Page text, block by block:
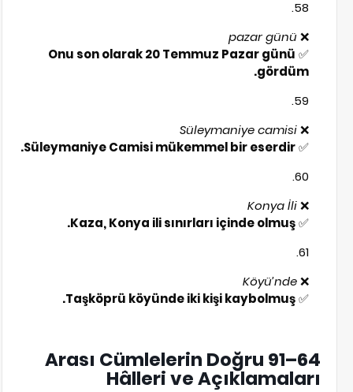
❌
pazar günü
✅
Onu son olarak 20 Temmuz Pazar günü
gördüm.
❌
Süleymaniye camisi
✅
Süleymaniye Camisi mükemmel bir eserdir.
❌
Konya İli
✅
Kaza, Konya ili sınırları içinde olmuş.
❌
Köyü’nde
✅
Taşköprü köyünde iki kişi kaybolmuş.
64–91 Arası Cümlelerin Doğru
Hâlleri ve Açıklamaları